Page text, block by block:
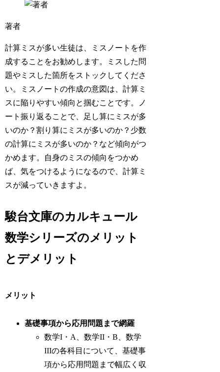
著者
計算ミスが多い生徒は、ミスノートを作
成することをお勧めします。ミスした問
題やミスした箇所をストックしてくださ
い。ミスノートの作成の意図は、計算ミ
スに陥りやすい傾向と掴むことです。ノ
ート振り返ることで、足し算にミスが多
いのか？割り算にミスが多いのか？少数
の計算にミスが多いのか？など傾向がつ
かめます。自身のミスの傾向をつかめ
ば、気をつけるようになるので、計算ミ
スが減っていきますよ。
駿台文庫のカルキュール
数学シリーズのメリット
とデメリット
メリット
基礎事項から応用問題まで網羅
数学I・A、数学II・B、数学
IIIの各科目について、基礎事
項から応用問題まで幅広く収